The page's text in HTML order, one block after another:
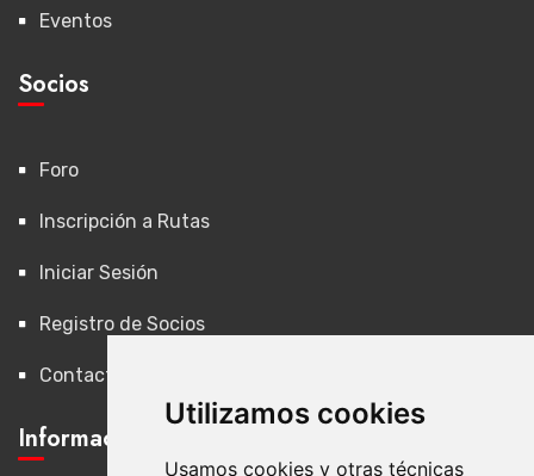
Utilizamos cookies
Usamos cookies y otras técnicas
Eventos
Socios
Foro
Inscripción a Rutas
Iniciar Sesión
Registro de Socios
Contacto
Información Legal